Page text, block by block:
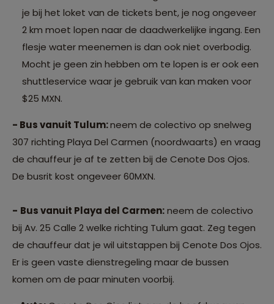
je bij het loket van de tickets bent, je nog ongeveer
2 km moet lopen naar de daadwerkelijke ingang. Een
flesje water meenemen is dan ook niet overbodig.
Mocht je geen zin hebben om te lopen is er ook een
shuttleservice waar je gebruik van kan maken voor
$25 MXN.
- Bus vanuit Tulum:neem de colectivo op snelweg
307 richting Playa Del Carmen (noordwaarts) en vraag
de chauffeur je af te zetten bij de Cenote Dos Ojos.
De busrit kost ongeveer 60MXN.
- Bus vanuit Playa del Carmen:neem de colectivo
bij Av. 25 Calle 2 welke richting Tulum gaat. Zeg tegen
de chauffeur dat je wil uitstappen bij Cenote Dos Ojos.
Er is geen vaste dienstregeling maar de bussen
komen om de paar minuten voorbij.